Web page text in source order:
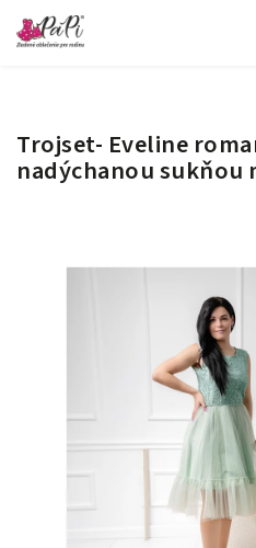
Trojset- Eveline
nadýchanou sukňou